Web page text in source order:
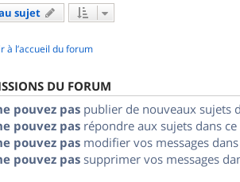
sujet
à l’accueil du forum
DU FORUM
pouvez pas publier de nouveaux sujets
pouvez pas répondre aux sujets dans
pouvez pas modifier vos messages
pouvez pas supprimer vos messages